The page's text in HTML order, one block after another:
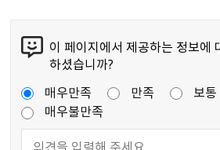
이 페이지에서 제공하는 정보에
하셨습니까?
매우만족
만족 보통
매우불만족